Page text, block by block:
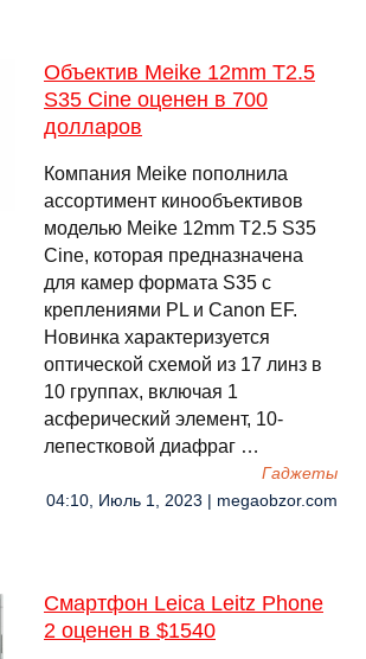
Объектив Meike 12mm T2.5
S35 Cine оценен в 700
долларов
Компания Meike пополнила
ассортимент кинообъективов
моделью Meike 12mm T2.5 S35
Cine, которая предназначена
для камер формата S35 с
креплениями PL и Canon EF.
Новинка характеризуется
оптической схемой из 17 линз в
10 группах, включая 1
асферический элемент, 10-
лепестковой диафраг …
Гаджеты
04:10, Июль 1, 2023 | megaobzor.com
Смартфон Leica Leitz Phone
2 оценен в $1540